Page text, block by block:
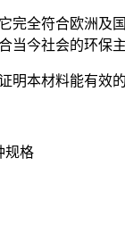
完全符合欧洲及
当今社会的环保主
本材料能有效
规格